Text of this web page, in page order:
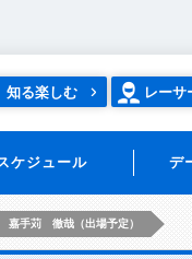
知る楽しむ レーサ
ケジュール デ
嘉手苅 徹哉（出場予定）